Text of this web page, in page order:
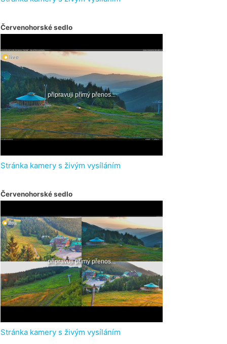
Červenohorské sedlo
Stránka kamery s živým vysíláním
Červenohorské sedlo
Stránka kamery s živým vysíláním